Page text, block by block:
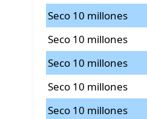
Seco 10 millones
Seco 10 millones
Seco 10 millones
Seco 10 millones
Seco 10 millones